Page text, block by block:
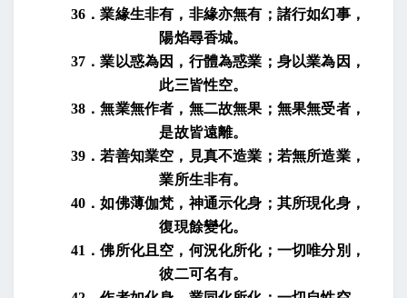
36 ．業緣生非有，非緣亦無有；諸行如幻事，
陽焰尋香城。
37 ．業以惑為因，行體為惑業；身以業為因，
此三皆性空。
38 ．無業無作者，無二故無果；無果無受者，
是故皆遠離。
39 ．若善知業空，見真不造業；若無所造業，
業所生非有。
40 ．如佛薄伽梵，神通示化身；其所現化身，
復現餘變化。
41 ．佛所化且空，何況化所化；一切唯分別，
彼二可名有。